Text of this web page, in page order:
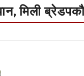
मिली